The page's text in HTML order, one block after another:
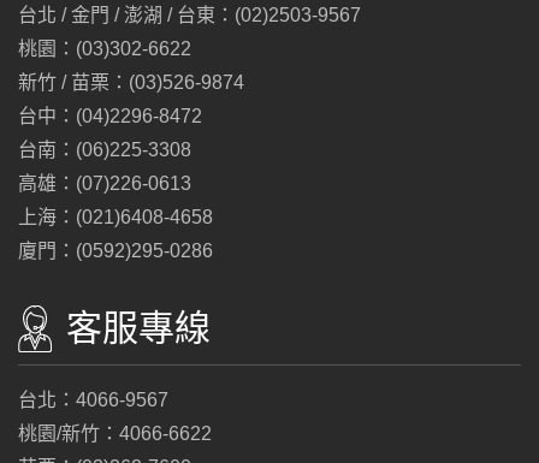
台北 / 金門 / 澎湖 / 台東：(02)2503-9567
桃園：(03)302-6622
新竹 / 苗栗：(03)526-9874
台中：(04)2296-8472
台南：(06)225-3308
高雄：(07)226-0613
上海：(021)6408-4658
廈門：(0592)295-0286
客服專線
台北：4066-9567
桃園/新竹：4066-6622